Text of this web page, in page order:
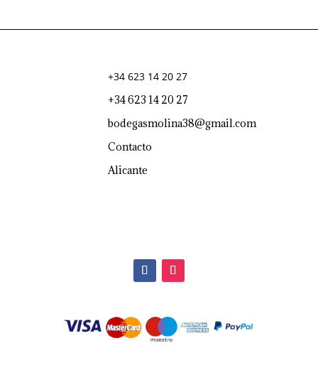
+34 623 14 20 27
+34 623 14 20 27
bodegasmolina38@gmail.com
Contacto
Alicante